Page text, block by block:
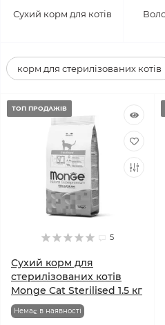
Сухий корм для котів
корм для стерилізованих котів
ТОП ПРОДАЖІВ
5
Сухий корм для
стерилізованих котів
Monge Cat Sterilised 1.5 кг
Немає в наявності